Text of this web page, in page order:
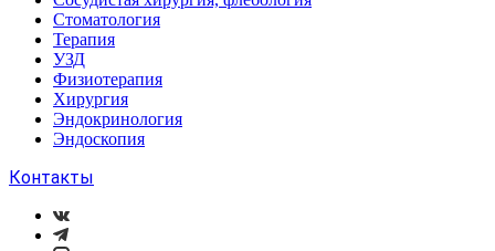
Стоматология
Терапия
УЗД
Физиотерапия
Хирургия
Эндокринология
Эндоскопия
Контакты